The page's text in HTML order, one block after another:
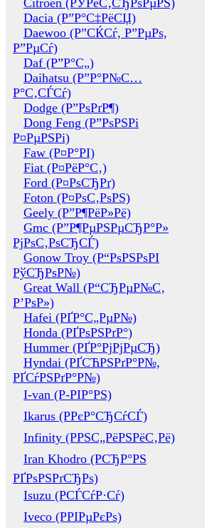
Citroen (РЎРёС‚СЂРѕРµРЅ)
Dacia (Р”Р°С‡РёСЏ)
Daewoo (Р”СЌСѓ, Р”РµРѕ,
Р”РµСѓ)
Daf (Р”Р°С„)
Daihatsu (Р”Р°Р№С…
Р°С‚СЃСѓ)
Dodge (Р”РѕРґР¶)
Dong Feng (Р”РѕРЅРі
Р¤РµРЅРі)
Faw (Р¤Р°РІ)
Fiat (Р¤РёР°С‚)
Ford (Р¤РѕСЂРґ)
Foton (Р¤РѕС‚РѕРЅ)
Geely (Р”Р¶РёР»Рё)
Gmc (Р”Р¶РµРЅРµСЂР°Р»
РјРѕС‚РѕСЂСЃ)
Gonow Troy (Р“РѕРЅРѕРІ
РўСЂРѕР№)
Great Wall (Р“СЂРµР№С‚
Р’РѕР»)
Hafei (РҐР°С„РµР№)
Honda (РҐРѕРЅРґР°)
Hummer (РҐР°РјРјРµСЂ)
Hyndai (РҐСЋРЅРґР°Р№,
РҐСѓРЅРґР°Р№)
I-van (Р-РІР°РЅ)
Ikarus (РРєР°СЂСѓСЃ)
Infinity (РРЅС„РёРЅРёС‚Рё)
Iran Khodro (РСЂР°РЅ
РҐРѕРЅРґСЂРѕ)
Isuzu (РСЃСѓР·Сѓ)
Iveco (РРІРµРєРѕ)